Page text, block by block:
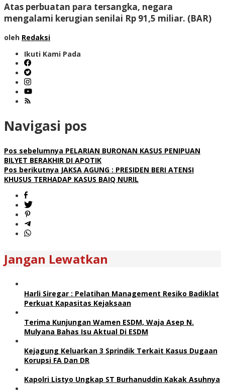
Atas perbuatan para tersangka, negara
mengalami kerugian senilai Rp 91,5 miliar. (BAR)
oleh Redaksi
Ikuti Kami Pada
Navigasi pos
Pos sebelumnya PELARIAN BURONAN KASUS PENIPUAN
BILYET BERAKHIR DI APOTIK
Pos berikutnya JAKSA AGUNG : PRESIDEN BERI ATENSI
KHUSUS TERHADAP KASUS BAIQ NURIL
Jangan Lewatkan
Harli Siregar : Pelatihan Management Resiko Badiklat
Perkuat Kapasitas Kejaksaan
Terima Kunjungan Wamen ESDM, Waja Asep N.
Mulyana Bahas Isu Aktual Di ESDM
Kejagung Keluarkan 3 Sprindik Terkait Kasus Dugaan
Korupsi FA Dan DR
Kapolri Listyo Ungkap ST Burhanuddin Kakak Asuhnya